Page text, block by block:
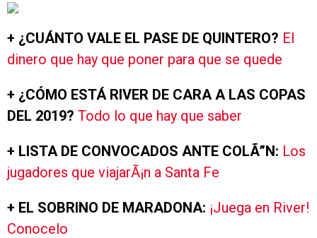
+ ¿CUÁNTO VALE EL PASE DE QUINTERO? El
dinero que hay que poner para que se quede
+ ¿CÓMO ESTÁ RIVER DE CARA A LAS COPAS
DEL 2019? Todo lo que hay que saber
+ LISTA DE CONVOCADOS ANTE COLÃ”N: Los
jugadores que viajarÃ¡n a Santa Fe
+ EL SOBRINO DE MARADONA: ¡Juega en River!
Conocelo